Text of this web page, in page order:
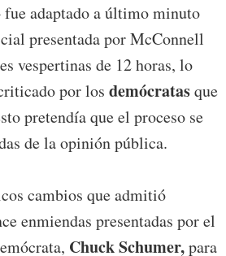
fue adaptado a último minuto
presentada por McConnell
vespertinas de 12 horas, lo
por los demócratasque
pretendía que el proceso se
de la opinión pública.
cambios que admitió
enmiendas presentadas por el
Chuck Schumer,para